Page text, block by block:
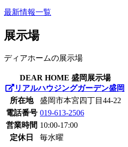
最新情報一覧
展示場
ディアホームの展示場
DEAR HOME 盛岡展示場
リアルハウジングガーデン盛岡
所在地
盛岡市本宮四丁目44-22
電話番号 019-613-2506
営業時間 10:00-17:00
定休日
毎水曜